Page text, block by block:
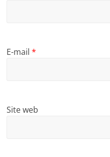
E-mail*
Site web